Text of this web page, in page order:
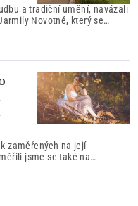
a tradiční umění, navázali
Novotné, který se
zaměřených na její
jsme se také na
také situace alternativní
a velkých